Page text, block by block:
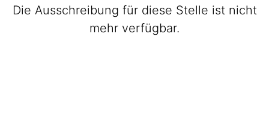
Die Ausschreibung für diese Stelle ist nicht
mehr verfügbar.